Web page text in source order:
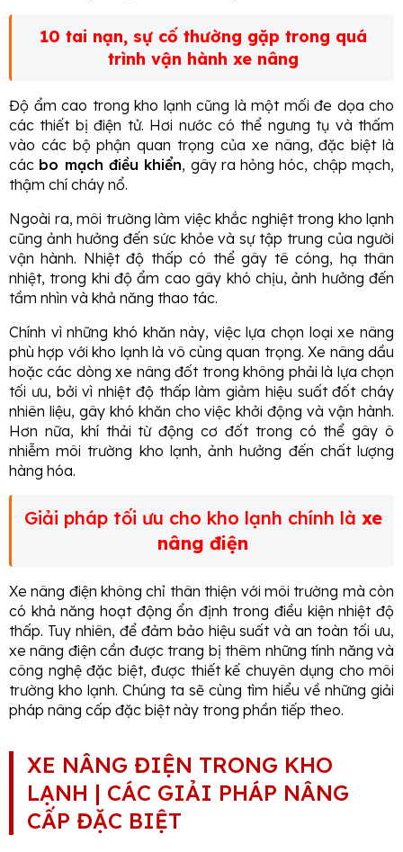
10 tai nạn, sự cố thường gặp trong quá
trình vận hành xe nâng
Độ ẩm cao trong kho lạnh cũng là một mối đe dọa cho
các thiết bị điện tử. Hơi nước có thể ngưng tụ và thấm
vào các bộ phận quan trọng của xe nâng, đặc biệt là
các bo mạch điều khiển, gây ra hỏng hóc, chập mạch,
thậm chí cháy nổ.
Ngoài ra, môi trường làm việc khắc nghiệt trong kho lạnh
cũng ảnh hưởng đến sức khỏe và sự tập trung của người
vận hành. Nhiệt độ thấp có thể gây tê cóng, hạ thân
nhiệt, trong khi độ ẩm cao gây khó chịu, ảnh hưởng đến
tầm nhìn và khả năng thao tác.
Chính vì những khó khăn này, việc lựa chọn loại xe nâng
phù hợp với kho lạnh là vô cùng quan trọng. Xe nâng dầu
hoặc các dòng xe nâng đốt trong không phải là lựa chọn
tối ưu, bởi vì nhiệt độ thấp làm giảm hiệu suất đốt cháy
nhiên liệu, gây khó khăn cho việc khởi động và vận hành.
Hơn nữa, khí thải từ động cơ đốt trong có thể gây ô
nhiễm môi trường kho lạnh, ảnh hưởng đến chất lượng
hàng hóa.
Giải pháp tối ưu cho kho lạnh chính là xe
nâng điện
Xe nâng điện không chỉ thân thiện với môi trường mà còn
có khả năng hoạt động ổn định trong điều kiện nhiệt độ
thấp. Tuy nhiên, để đảm bảo hiệu suất và an toàn tối ưu,
xe nâng điện cần được trang bị thêm những tính năng và
công nghệ đặc biệt, được thiết kế chuyên dụng cho môi
trường kho lạnh. Chúng ta sẽ cùng tìm hiểu về những giải
pháp nâng cấp đặc biệt này trong phần tiếp theo.
XE NÂNG ĐIỆN TRONG KHO
LẠNH | CÁC GIẢI PHÁP NÂNG
CẤP ĐẶC BIỆT